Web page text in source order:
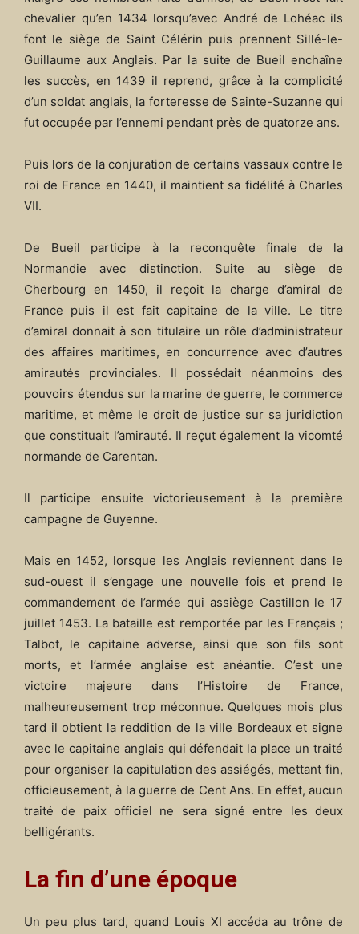
chevalier qu’en 1434 lorsqu’avec André de Lohéac ils
font le siège de Saint Célérin puis prennent Sillé-le-
Guillaume aux Anglais. Par la suite de Bueil enchaîne
les succès, en 1439 il reprend, grâce à la complicité
d’un soldat anglais, la forteresse de Sainte-Suzanne qui
fut occupée par l’ennemi pendant près de quatorze ans.
Puis lors de la conjuration de certains vassaux contre le
roi de France en 1440, il maintient sa fidélité à Charles
VII.
De Bueil participe à la reconquête finale de la
Normandie avec distinction. Suite au siège de
Cherbourg en 1450, il reçoit la charge d’amiral de
France puis il est fait capitaine de la ville. Le titre
d’amiral donnait à son titulaire un rôle d’administrateur
des affaires maritimes, en concurrence avec d’autres
amirautés provinciales. Il possédait néanmoins des
pouvoirs étendus sur la marine de guerre, le commerce
maritime, et même le droit de justice sur sa juridiction
que constituait l’amirauté. Il reçut également la vicomté
normande de Carentan.
Il participe ensuite victorieusement à la première
campagne de Guyenne.
Mais en 1452, lorsque les Anglais reviennent dans le
sud-ouest il s’engage une nouvelle fois et prend le
commandement de l’armée qui assiège Castillon le 17
juillet 1453. La bataille est remportée par les Français ;
Talbot, le capitaine adverse, ainsi que son fils sont
morts, et l’armée anglaise est anéantie. C’est une
victoire majeure dans l’Histoire de France,
malheureusement trop méconnue. Quelques mois plus
tard il obtient la reddition de la ville Bordeaux et signe
avec le capitaine anglais qui défendait la place un traité
pour organiser la capitulation des assiégés, mettant fin,
officieusement, à la guerre de Cent Ans. En effet, aucun
traité de paix officiel ne sera signé entre les deux
belligérants.
La fin d’une époque
Un peu plus tard, quand Louis XI accéda au trône de